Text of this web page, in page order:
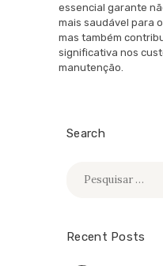
essencial garante
mais saudável para
mas também
significativa nos
manutenção.
Search
por:
Recent Posts